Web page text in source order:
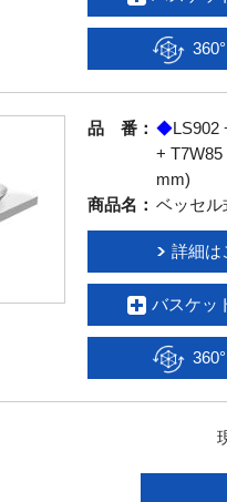
品 番： ◆LS902
+ T7W85
mm)
商品名： ベッセル
詳細は
バスケッ